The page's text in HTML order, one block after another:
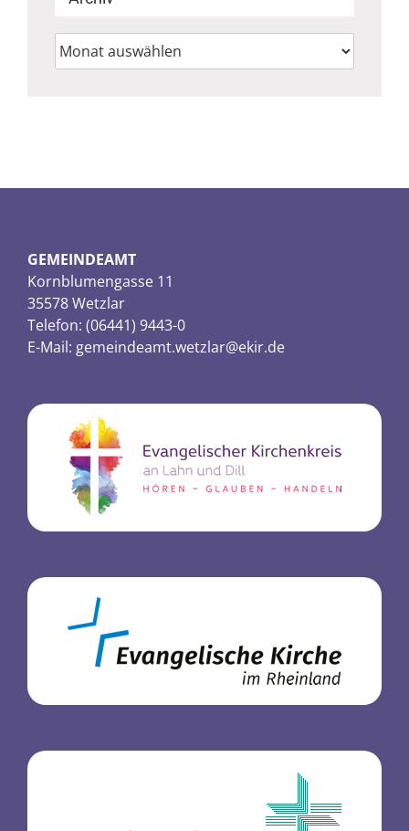
Archiv
GEMEINDEAMT
Kornblumengasse 11
35578 Wetzlar
Telefon: (06441) 9443-0
E-Mail: gemeindeamt.wetzlar@ekir.de